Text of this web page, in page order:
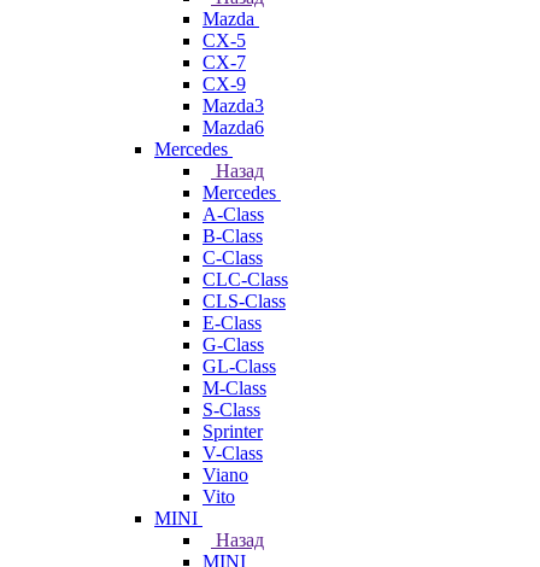
Mazda
CX-5
CX-7
CX-9
Mazda3
Mazda6
Mercedes
Назад
Mercedes
A-Class
B-Class
C-Class
CLC-Class
CLS-Class
E-Class
G-Class
GL-Class
M-Class
S-Class
Sprinter
V-Class
Viano
Vito
MINI
Назад
MINI